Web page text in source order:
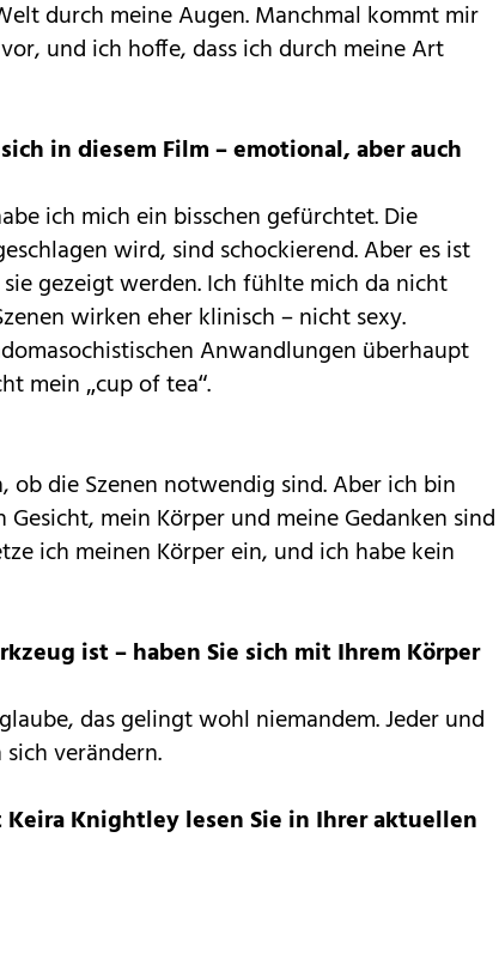
durch meine Augen. Manchmal kommt mir
und ich hoffe, dass ich durch meine Art
in diesem Film – emotional, aber auch
ich mich ein bisschen gefürchtet. Die
wird, sind schockierend. Aber es ist
gezeigt werden. Ich fühlte mich da nicht
wirken eher klinisch – nicht sexy.
Anwandlungen überhaupt
mein „cup of tea“.
ob die Szenen notwendig sind. Aber ich bin
Gesicht, mein Körper und meine Gedanken sind
ich meinen Körper ein, und ich habe kein
ist – haben Sie sich mit Ihrem Körper
das gelingt wohl niemandem. Jeder und
verändern.
Knightley lesen Sie in Ihrer aktuellen